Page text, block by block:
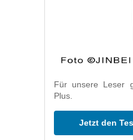
Für unsere Leser
Plus.
Jetzt den